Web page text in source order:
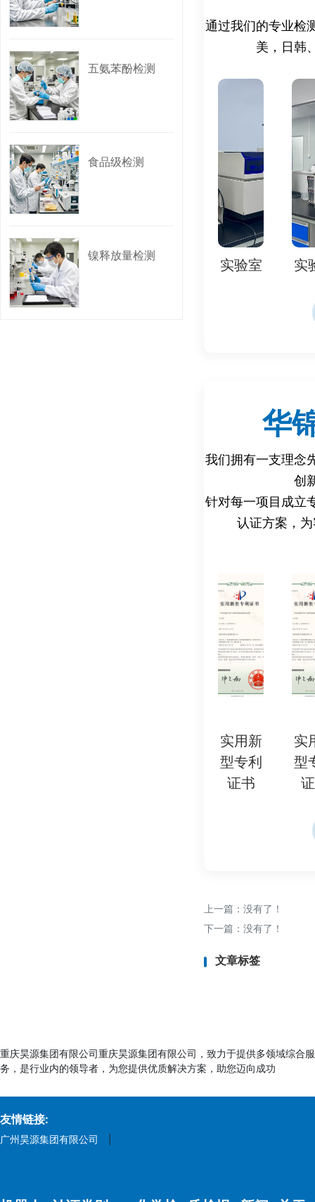
五氨苯酚检测
食品级检测
镍释放量检测
易燃性: 纺织品、填
电性能: 电动玩具的
CPSIA: 消费品安全
ASTM F963: 玩具
16 CFR Part 1303:
16 CFR Part 1501:
16 CFR Part 1610:
16 CFR Part 1611:
五、 为什么要做CPC
规，并提供CPC证书
降低风险: 避免因产
CPC认证周期取决于
素，一般为 1-2 周。
样品: 根据检测要求
检测申请表: 填写完
求。
其他资料: 根据具体
路图、BOM 表等。
选择具有 CPSC 认
果的准确性和权威性
CPC证书必须基于
CPC证书必须随产
保留检测报告和CPC
通过我们的专业检
美，日韩
实验室 实验室 实验室 实验室
华
我们拥有一支理念
创
针对每一项目成立
认证方案，
实用新
型专利
证书
上一篇：没有了！
下一篇：没有了！
文章标签
重庆昊源集团有限公司重庆昊源集团有限公司，致力于提供多领域综合服
务，是行业内的领导者，为您提供优质解决方案，助您迈向成功
友情链接:
广州昊源集团有限公司